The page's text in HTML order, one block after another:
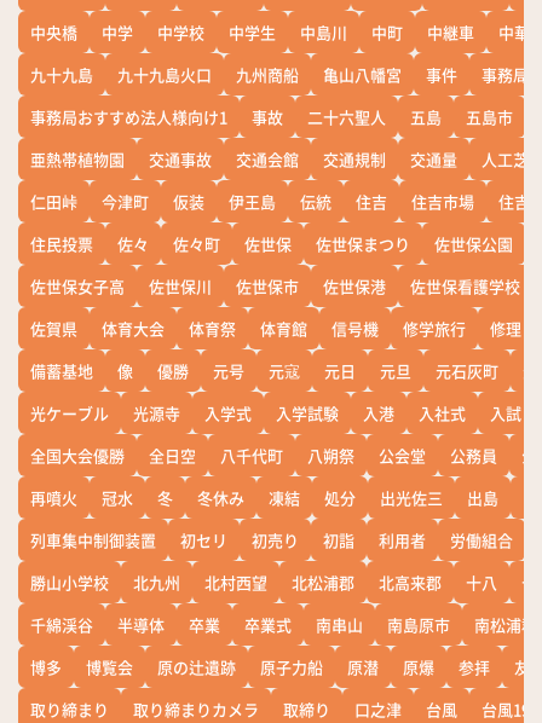
中央橋
中学 中学校 中学生 中島川 中町 中継車
中華
九十九島
九十九島火口 九州商船 亀山八幡宮 事件
事務局
事務局おすすめ法人様向け1
事故 二十六聖人 五島 五島市
亜熱帯植物園
交通事故 交通会館 交通規制 交通量
人工芝
仁田峠
今津町 仮装 伊王島 伝統 住吉 住吉市場
住吉
住民投票
佐々 佐々町 佐世保 佐世保まつり 佐世保公園
佐世保女子高
佐世保川 佐世保市 佐世保港
佐世保看護学校
佐賀県
体育大会 体育祭 体育館 信号機 修学旅行
修理
備蓄基地
像 優勝 元号 元寇 元日 元旦 元石灰町
光ケーブル
光源寺 入学式 入学試験 入港 入社式
入試
全国大会優勝
全日空 八千代町 八朔祭 公会堂 公務員
公
再噴火
冠水 冬 冬休み 凍結 処分 出光佐三 出島
列車集中制御装置
初セリ 初売り 初詣 利用者 労働組合
勝山小学校
北九州 北村西望 北松浦郡 北高来郡 十八
十
千綿渓谷
半導体 卒業 卒業式 南串山 南島原市
南松浦郡
博多
博覧会 原の辻遺跡 原子力船 原潜 原爆 参拝
友
取り締まり
取り締まりカメラ 取締り 口之津 台風
台風19